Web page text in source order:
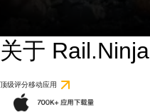
关于 Rail.Ninja
顶级评分移动应用